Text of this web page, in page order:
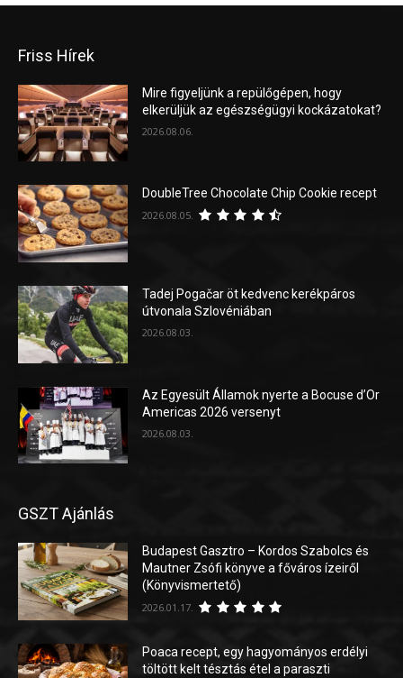
Friss Hírek
Mire figyeljünk a repülőgépen, hogy
elkerüljük az egészségügyi kockázatokat?
2026.08.06.
DoubleTree Chocolate Chip Cookie recept
2026.08.05.
Tadej Pogačar öt kedvenc kerékpáros
útvonala Szlovéniában
2026.08.03.
Az Egyesült Államok nyerte a Bocuse d’Or
Americas 2026 versenyt
2026.08.03.
GSZT Ajánlás
Budapest Gasztro – Kordos Szabolcs és
Mautner Zsófi könyve a főváros ízeiről
(Könyvismertető)
2026.01.17.
Poaca recept, egy hagyományos erdélyi
töltött kelt tésztás étel a paraszti